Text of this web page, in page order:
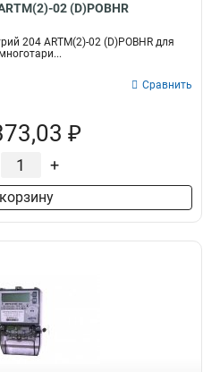
02 (D)POBHR
204 ARTM(2)-02 (D)POBHR для
Сравнить
₽
+